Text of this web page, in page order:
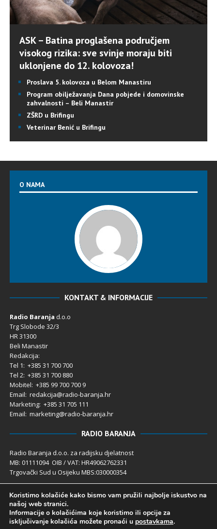
ASK – Batina proglašena područjem
visokog rizika: sve svinje moraju biti
uklonjene do 12. kolovoza!
Proslava 5. kolovoza u Belom Manastiru
Program obilježavanja Dana pobjede i domovinske
zahvalnosti – Beli Manastir
ZŠRD u Brifingu
Veterinar Benić u Brifingu
O NAMA
KONTAKT & INFORMACIJE
Radio Baranja d.o.o
Trg Slobode 32/3
HR 31300
Beli Manastir
Redakcija:
Tel 1: +385 31 700 700
Tel 2: +385 31 700 880
Mobitel: +385 99 700 700 9
Email: redakcija@radio-baranja.hr
Marketing: +385 31 705 111
Email: marketing@radio-baranja.hr
RADIO BARANJA
Radio Baranja d.o.o. za radijsku djelatnost
MB: 01111094 OIB / VAT: HR49062762331
Trgovački Sud u Osijeku MBS:030000354
Temeljni kapital 2.600,00 € uplaćen u cijelosti
Poslovni račun PBZ: 2340009-1100121402
IBAN: HR4123400091100121402
Uprava društva: Ivanka Rusan
Koristimo kolačiće kako bismo vam pružili najbolje iskustvo na
našoj web stranici.
Informacije o kolačićima koje koristimo ili opcije za
isključivanje kolačića možete pronaći u postavkama.